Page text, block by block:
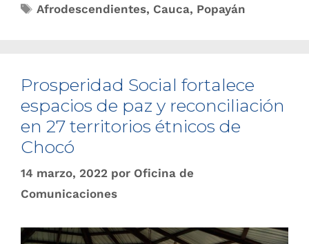
Afrodescendientes, Cauca, Popayán
Prosperidad Social fortalece
espacios de paz y reconciliación
en 27 territorios étnicos de
Chocó
14 marzo, 2022 por Oficina de
Comunicaciones